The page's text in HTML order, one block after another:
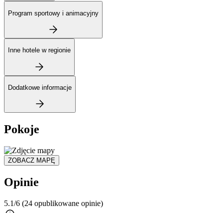
Program sportowy i animacyjny
Inne hotele w regionie
Dodatkowe informacje
Pokoje
ZOBACZ MAPĘ
Opinie
5.1/6 (24 opublikowane opinie)